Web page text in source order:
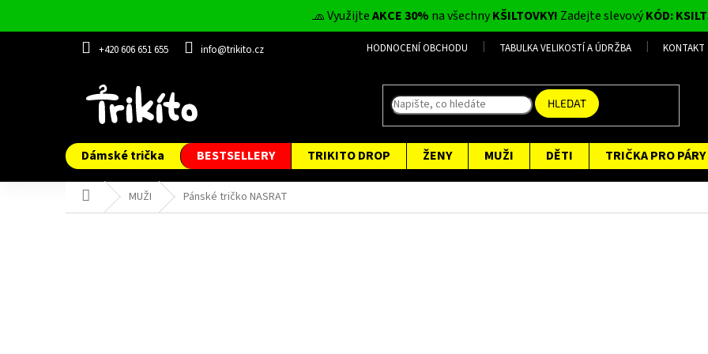
obsah
🧢 VyužijteAKCE 30% na všechnyKŠILTOVKY! Zadejte slevovýKÓD:
+420 606 651 655 info@trikito.cz HODNOCENÍ OBCHODU TABULKA VELIKOSTÍ A ÚDRŽBA KONTAKT
HLEDAT
Dámské trička BESTSELLERY TRIKITO DROP ŽENY MUŽI DĚTI TRIČKA PRO PÁRY
Domů MUŽI Pánské tričko NASRAT